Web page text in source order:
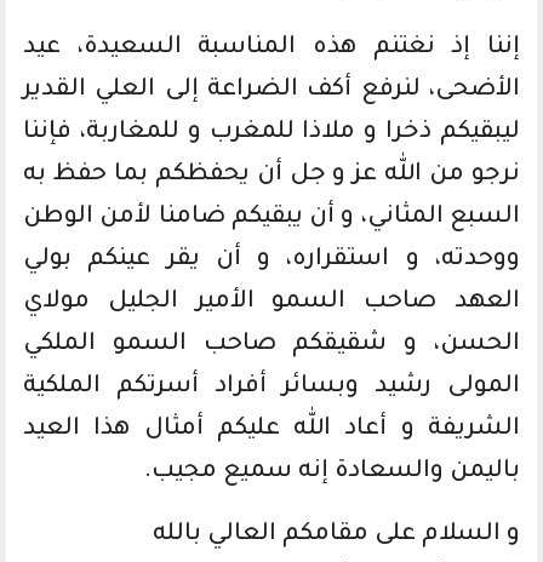
إننا إذ نغتنم هذه المناسبة السعيدة، عيد
الأضحى، لنرفع أكف الضراعة إلى العلي القدير
ليبقيكم ذخرا و ملاذا للمغرب و للمغاربة، فإننا
نرجو من الله عز و جل أن يحفظكم بما حفظ به
السبع المثاني، و أن يبقيكم ضامنا لأمن الوطن
ووحدته، و استقراره، و أن يقر عينكم بولي
العهد صاحب السمو الأمير الجليل مولاي
الحسن، و شقيقكم صاحب السمو الملكي
المولى رشيد وبسائر أفراد أسرتكم الملكية
الشريفة و أعاد الله عليكم أمثال هذا العيد
باليمن والسعادة إنه سميع مجيب.
و السلام على مقامكم العالي بالله